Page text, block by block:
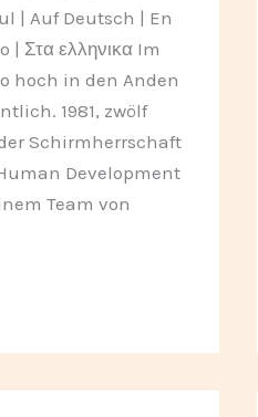
| Auf Deutsch | En
Στα ελληνικα Im
hoch in den Anden
1981, zwölf
Schirmherrschaft
Development
Team von